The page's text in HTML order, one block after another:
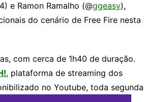
e Ramon Ramalho (@ggeasy),
do cenário de Free Fire nesta
com cerca de 1h40 de duração.
, plataforma de streaming dos
no Youtube, toda segunda